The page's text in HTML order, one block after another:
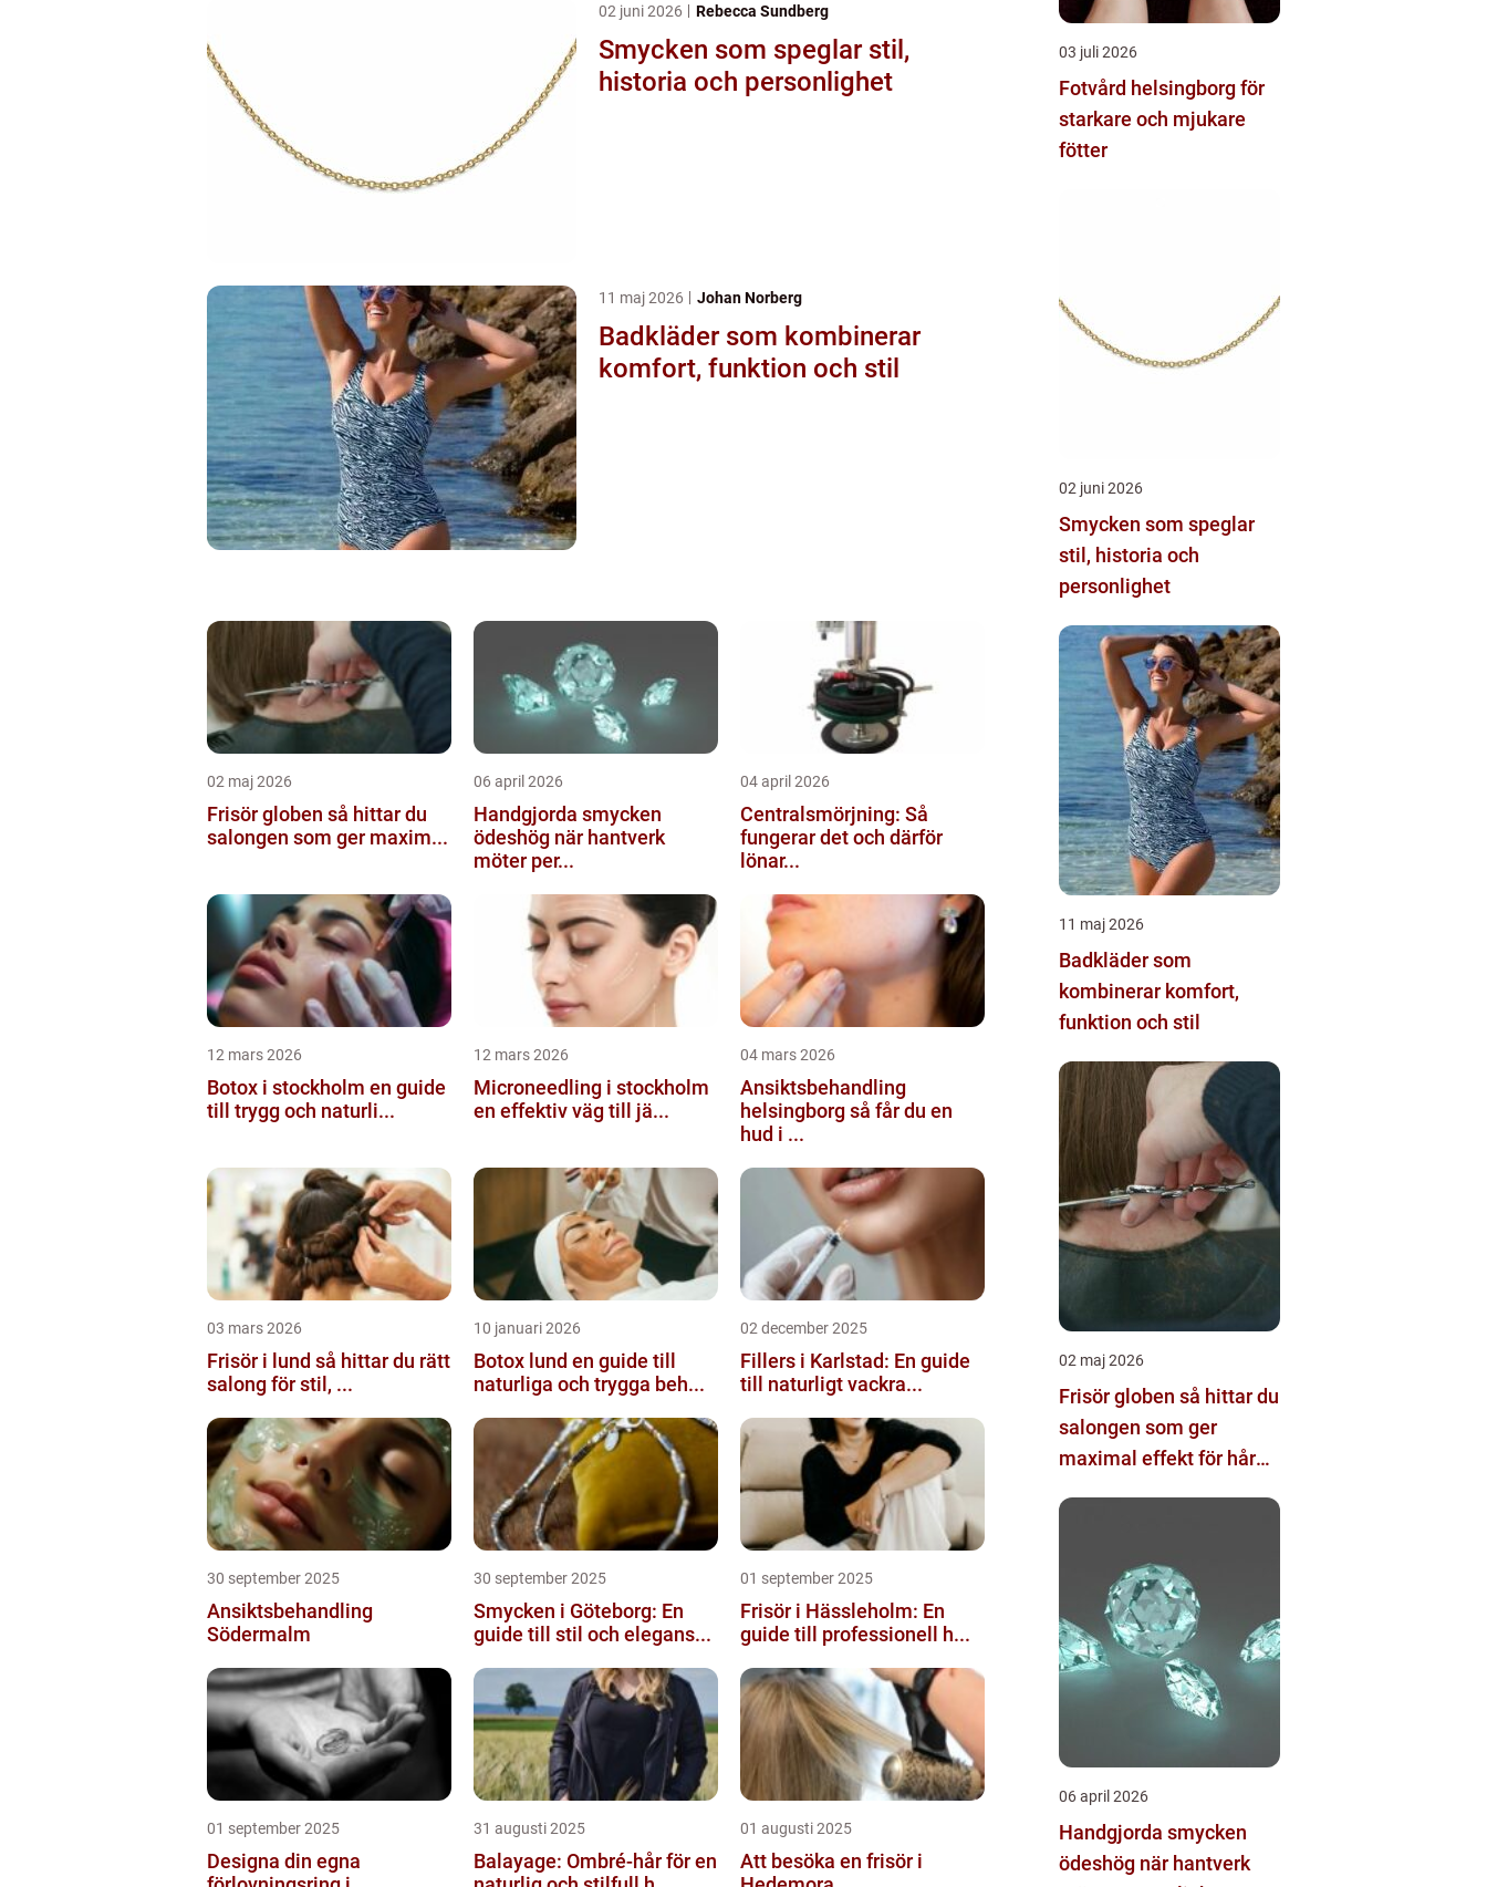
02 juni 2026 Rebecca Sundberg
Smycken som speglar stil,
historia och personlighet
11 maj 2026 Johan Norberg
Badkläder som kombinerar
komfort, funktion och stil
02 maj 2026
Frisör globen så hittar du
salongen som ger maxim...
06 april 2026
Handgjorda smycken
ödeshög när hantverk
möter per...
04 april 2026
Centralsmörjning: Så
fungerar det och därför
lönar...
12 mars 2026
Botox i stockholm en guide
till trygg och naturli...
12 mars 2026
Microneedling i stockholm
en effektiv väg till jä...
04 mars 2026
Ansiktsbehandling
helsingborg så får du en
hud i ...
03 mars 2026
Frisör i lund så hittar du rätt
salong för stil, ...
10 januari 2026
Botox lund en guide till
naturliga och trygga beh...
02 december 2025
Fillers i Karlstad: En guide
till naturligt vackra...
30 september 2025
Ansiktsbehandling
Södermalm
30 september 2025
Smycken i Göteborg: En
guide till stil och elegans...
01 september 2025
Frisör i Hässleholm: En
guide till professionell h...
01 september 2025
Designa din egna
31 augusti 2025
Balayage: Ombré-hår för en
01 augusti 2025
Att besöka en frisör i
03 juli 2026
Fotvård helsingborg för
starkare och mjukare
fötter
02 juni 2026
Smycken som speglar
stil, historia och
personlighet
11 maj 2026
Badkläder som
kombinerar komfort,
funktion och stil
02 maj 2026
Frisör globen så hittar du
salongen som ger
maximal effekt för hår
06 april 2026
Handgjorda smycken
ödeshög när hantverk